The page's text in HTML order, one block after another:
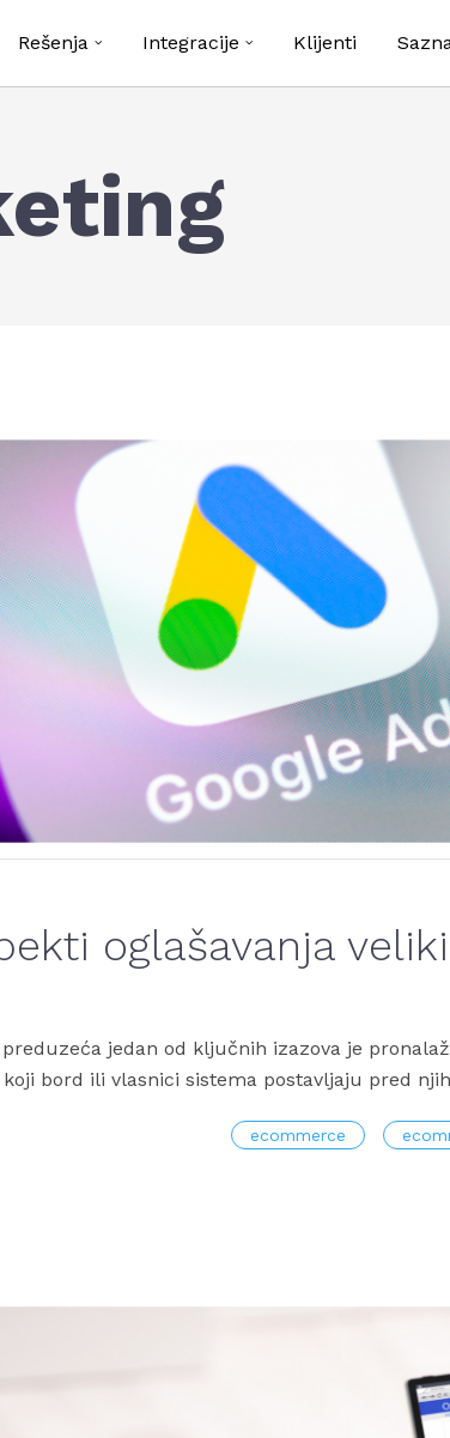
Rešenja Integracije Klijenti
oglašavanja
jedan od ključnih izazova je
bord ili vlasnici sistema postavljaju pred
ecommerce